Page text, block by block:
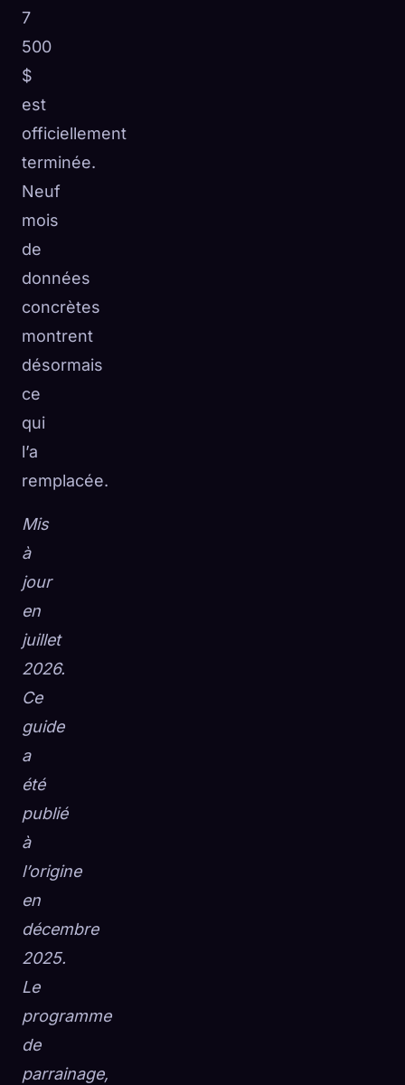
7
500
$
est
officiellement
terminée.
Neuf
mois
de
données
concrètes
montrent
désormais
ce
qui
l’a
remplacée.
Mis
à
jour
en
juillet
2026.
Ce
guide
a
été
publié
à
l’origine
en
décembre
2025.
Le
programme
de
parrainage,
🧬
☁️Sauvegardez votre collection sur tous les appareils
DÉCOUVERT
0